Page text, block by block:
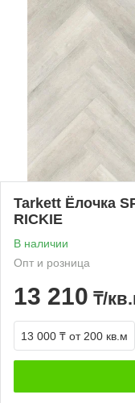
Tarkett Ёлочка
RICKIE
В наличии
Опт и розница
13 210 ₸/
13 000 ₸ от 200 кв.м